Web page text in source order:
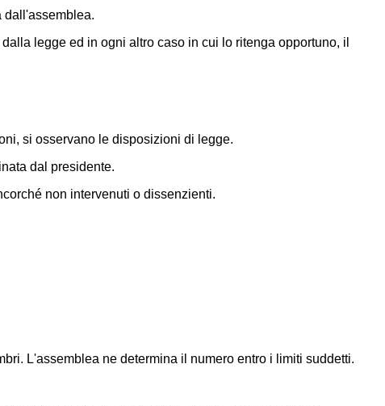
dall'assemblea.
legge ed in ogni altro caso in cui lo ritenga opportuno, il
si osservano le disposizioni di legge.
dal presidente.
non intervenuti o dissenzienti.
L'assemblea ne determina il numero entro i limiti suddetti.